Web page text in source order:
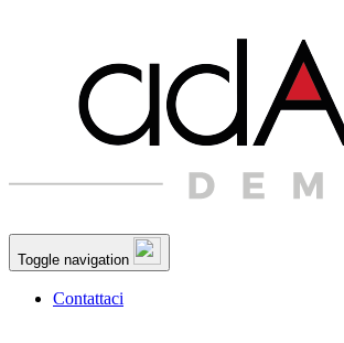
Toggle navigation
Contattaci